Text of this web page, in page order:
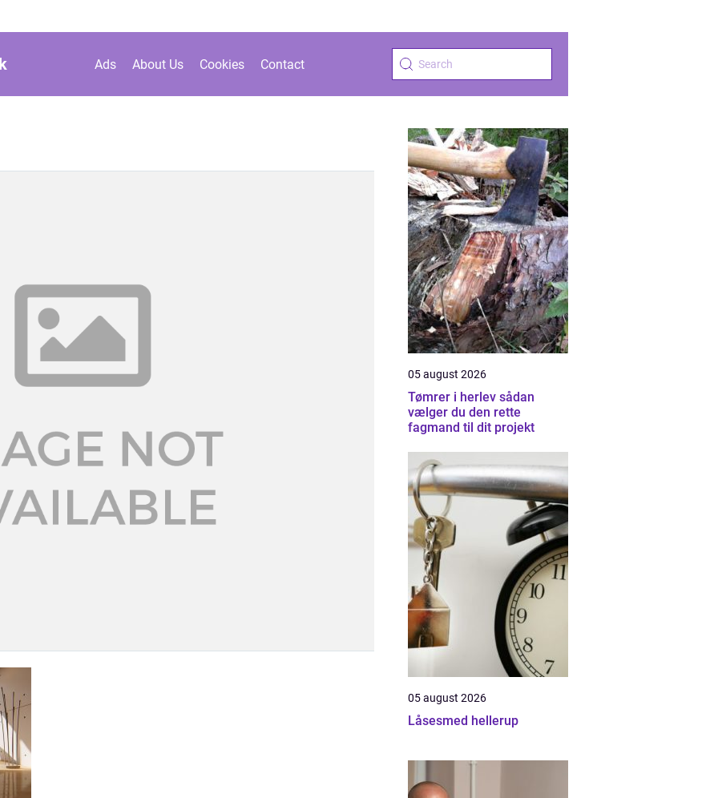
Ads About Us Cookies Contact
05 august 2026
Tømrer i herlev sådan
vælger du den rette
fagmand til dit projekt
05 august 2026
Låsesmed hellerup